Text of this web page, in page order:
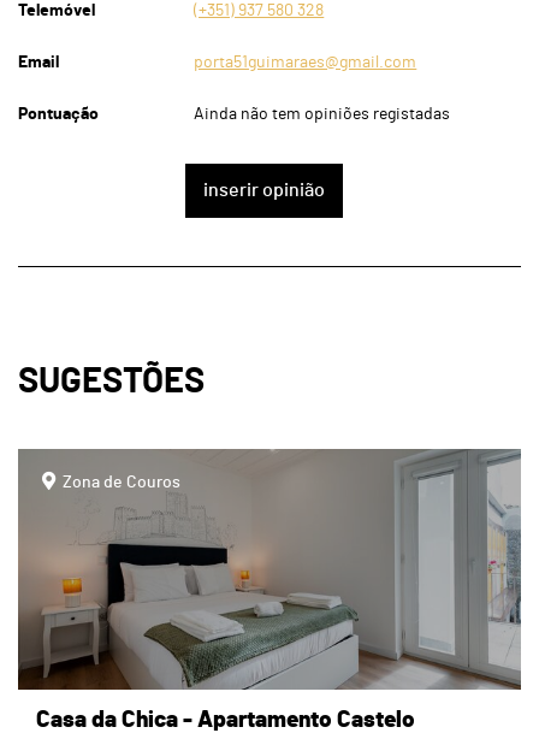
Telemóvel (+351) 937 580 328
Email porta51guimaraes@gmail.com
Pontuação Ainda não tem opiniões registadas
inserir opinião
SUGESTÕES
Zona de Couros
Casa da Chica - Apartamento Castelo